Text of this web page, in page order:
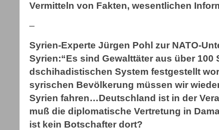
Vermitteln von Fakten, wesentlichen
–
Syrien-Experte Jürgen Pohl zur NATO-
Syrien:“Es sind Gewalttäter aus über 100
dschihadistischen System festgestellt
syrischen Bevölkerung müssen wir
Syrien fahren…Deutschland ist in der
muß die diplomatische Vertretung in
ist kein Botschafter dort?